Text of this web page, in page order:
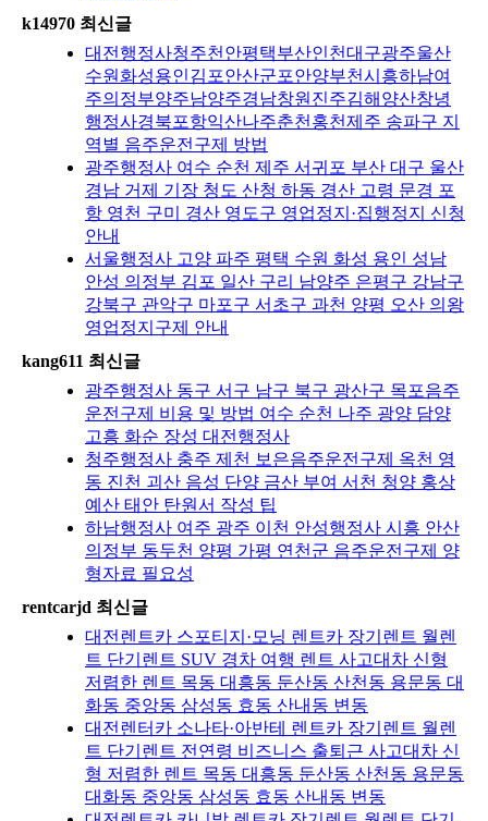
k14970 최신글
대전행정사청주천안평택부산인천대구광주울산
수원화성용인김포안산군포안양부천시흥하남여
주의정부양주남양주경남창원진주김해양산창녕
행정사경북포항익산나주춘천홍천제주 송파구 지
역별 음주운전구제 방법
광주행정사 여수 순천 제주 서귀포 부산 대구 울산
경남 거제 기장 청도 산청 하동 경산 고령 문경 포
항 영천 구미 경산 영도구 영업정지·집행정지 신청
안내
서울행정사 고양 파주 평택 수원 화성 용인 성남
안성 의정부 김포 일산 구리 남양주 은평구 강남구
강북구 관악구 마포구 서초구 과천 양평 오산 의왕
영업정지구제 안내
kang611 최신글
광주행정사 동구 서구 남구 북구 광산구 목포음주
운전구제 비용 및 방법 여수 순천 나주 광양 담양
고흥 화순 장성 대전행정사
청주행정사 충주 제천 보은음주운전구제 옥천 영
동 진천 괴산 음성 단양 금산 부여 서천 청양 홍상
예산 태안 탄원서 작성 팁
하남행정사 여주 광주 이천 안성행정사 시흥 안산
의정부 동두천 양평 가평 연천군 음주운전구제 양
형자료 필요성
rentcarjd 최신글
대전렌트카 스포티지·모닝 렌트카 장기렌트 월렌
트 단기렌트 SUV 경차 여행 렌트 사고대차 신형
저렴한 렌트 목동 대흥동 둔산동 산천동 용문동 대
화동 중앙동 삼성동 효동 산내동 변동
대전렌터카 소나타·아반테 렌트카 장기렌트 월렌
트 단기렌트 전연령 비즈니스 출퇴근 사고대차 신
형 저렴한 렌트 목동 대흥동 둔산동 산천동 용문동
대화동 중앙동 삼성동 효동 산내동 변동